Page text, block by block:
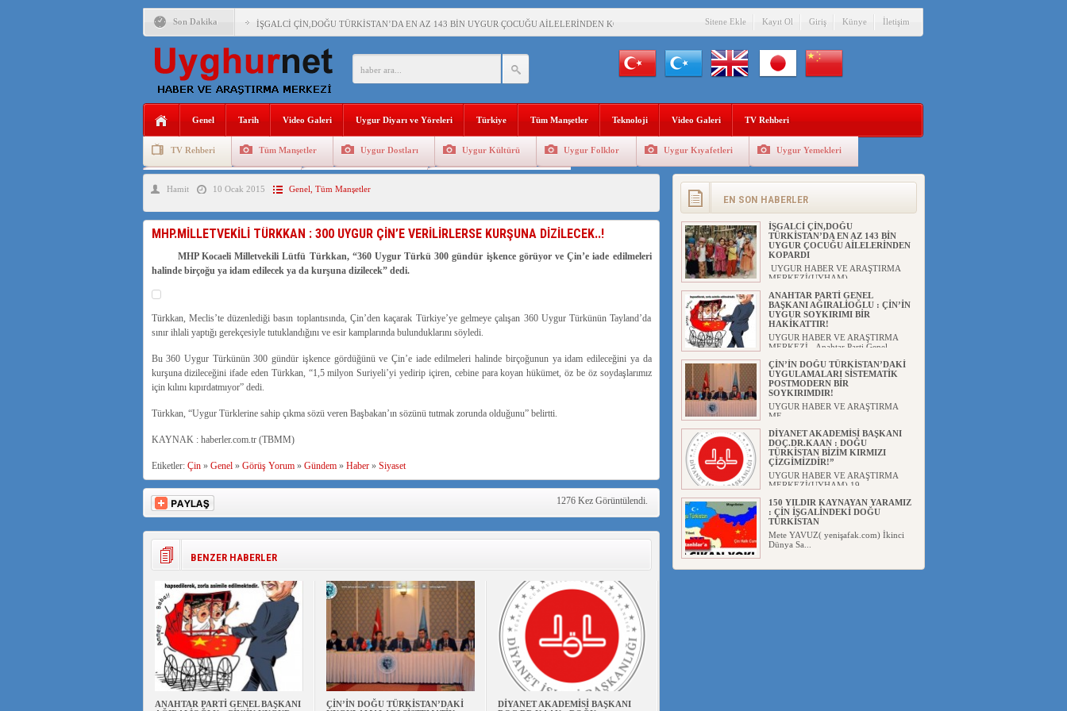
Son Dakika İŞGALCİ ÇİN,DOĞU TÜRKİSTAN’DA EN AZ 143 BİN UYGUR ÇOCUĞU AİLELERİNDEN KOPARDI Sitene Ekle Kayıt Ol Giriş Künye İletişim
Genel Tarih Video Galeri Uygur Diyarı ve Yöreleri Türkiye Tüm Manşetler Teknoloji Video Galeri TV Rehberi
TV Rehberi Tüm Manşetler Uygur Dostları Uygur Kültürü Uygur Folklor Uygur Kıyafetleri Uygur Yemekleri
Uygurlarda Düğün ve Cenaze
Hamit 10 Ocak 2015 Genel Tüm Manşetler
MHP.MİLLETVEKİLİ TÜRKKAN : 300 UYGUR ÇİN’E VERİLİRLERSE KURŞUNA DİZİLECEK..!
MHP Kocaeli Milletvekili Lütfü Türkkan, “360 Uygur Türkü 300 gündür işkence görüyor ve Çin’e iade edilmeleri
halinde birçoğu ya idam edilecek ya da kurşuna dizilecek” dedi.
Türkkan, Meclis’te düzenlediği basın toplantısında, Çin’den kaçarak Türkiye’ye gelmeye çalışan 360 Uygur Türkünün Tayland’da
sınır ihlali yaptığı gerekçesiyle tutuklandığını ve esir kamplarında bulunduklarını söyledi.
Bu 360 Uygur Türkünün 300 gündür işkence gördüğünü ve Çin’e iade edilmeleri halinde birçoğunun ya idam edileceğini ya da
kurşuna dizileceğini ifade eden Türkkan, “1,5 milyon Suriyeli’yi yedirip içiren, cebine para koyan hükümet, öz be öz soydaşlarımız
için kılını kıpırdatmıyor” dedi.
Türkkan, “Uygur Türklerine sahip çıkma sözü veren Başbakan’ın sözünü tutmak zorunda olduğunu” belirtti.
KAYNAK : haberler.com.tr (TBMM)
Etiketler: Çin» Genel» Görüş Yorum» Gündem» Haber» Siyaset
1276 Kez Görüntülendi.
BENZER HABERLER
ANAHTAR PARTİ GENEL BAŞKANI
ÇİN’İN DOĞU TÜRKİSTAN’DAKİ
DİYANET AKADEMİSİ BAŞKANI
EN SON HABERLER
ÇİN’İN ANKARA BÜYÜKELÇİSİ
JİANG’İN TRABZON ZİYARETİ
yazarı-Trabzon)Geçt...
GARİP SANSÜR VE HADSIZ İHTAR
Av. Oğuzhan ŞAHİN ÇİN'İN
...
SAADET PARTİSİ İLÇE BAŞKANI :
TEMMUZ AYI,DOĞU TÜRKİSTAN
İÇİN KATLİAM AYI DEĞİLDİR !
MERKEZİ(UYHAM) Komünist
İŞGALCİ ÇİN,DOĞU
TÜRKİSTAN’DA EN AZ 143 BİN
UYGUR ÇOCUĞU AİLELERİNDEN
KOPARDI
UYGUR HABER VE ARAŞTIRMA
MERKEZİ(UYHAM) ...
ANAHTAR PARTİ GENEL
BAŞKANI AĞIRALİOĞLU : ÇİN’İN
UYGUR SOYKIRIMI BİR
HAKİKATTIR!
UYGUR HABER VE ARAŞTIRMA
MERKEZİ Anahtar Parti Genel
ÇİN’İN DOĞU TÜRKİSTAN’DAKİ
UYGULAMALARI SİSTEMATİK
POSTMODERN BİR
SOYKIRIMDIR!
UYGUR HABER VE ARAŞTIRMA
ME...
DİYANET AKADEMİSİ BAŞKANI
DOÇ.DR.KAAN : DOĞU
TÜRKİSTAN BİZİM KIRMIZI
ÇİZGİMİZDİR!”
UYGUR HABER VE ARAŞTIRMA
MERKEZİ(UYHAM) 19...
150 YILDIR KAYNAYAN YARAMIZ
: ÇİN İŞGALİNDEKİ DOĞU
TÜRKİSTAN
Mete YAVUZ( yenişafak.com) İkinci
Dünya Sa...